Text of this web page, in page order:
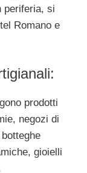
periferia, si
Romano e
prodotti
negozi di
gioielli